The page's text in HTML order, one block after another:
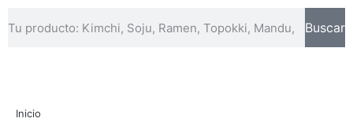
Buscar
Inicio